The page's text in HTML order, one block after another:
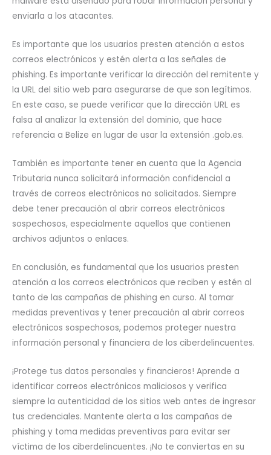
enviarla a los atacantes.
Es importante que los usuarios presten atención a estos
correos electrónicos y estén alerta a las señales de
phishing. Es importante verificar la dirección del remitente y
la URL del sitio web para asegurarse de que son legítimos.
En este caso, se puede verificar que la dirección URL es
falsa al analizar la extensión del dominio, que hace
referencia a Belize en lugar de usar la extensión .gob.es.
También es importante tener en cuenta que la Agencia
Tributaria nunca solicitará información confidencial a
través de correos electrónicos no solicitados. Siempre
debe tener precaución al abrir correos electrónicos
sospechosos, especialmente aquellos que contienen
archivos adjuntos o enlaces.
En conclusión, es fundamental que los usuarios presten
atención a los correos electrónicos que reciben y estén al
tanto de las campañas de phishing en curso. Al tomar
medidas preventivas y tener precaución al abrir correos
electrónicos sospechosos, podemos proteger nuestra
información personal y financiera de los ciberdelincuentes.
¡Protege tus datos personales y financieros! Aprende a
identificar correos electrónicos maliciosos y verifica
siempre la autenticidad de los sitios web antes de ingresar
tus credenciales. Mantente alerta a las campañas de
phishing y toma medidas preventivas para evitar ser
víctima de los ciberdelincuentes. ¡No te conviertas en su